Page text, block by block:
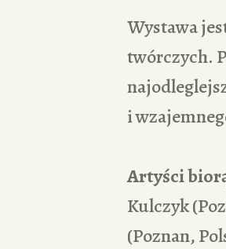
Wystawa
twórczych.
i
Artyści
Kulczyk
(Poznan,